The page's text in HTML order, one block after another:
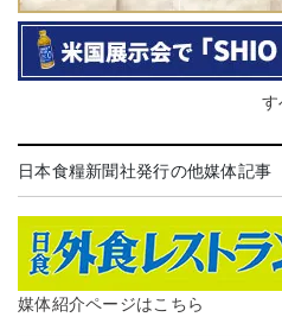
す
日本食糧新聞社発行の他媒体記事
媒体紹介ページはこちら